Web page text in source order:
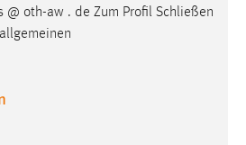
@ oth-aw . de Zum Profil Schließen